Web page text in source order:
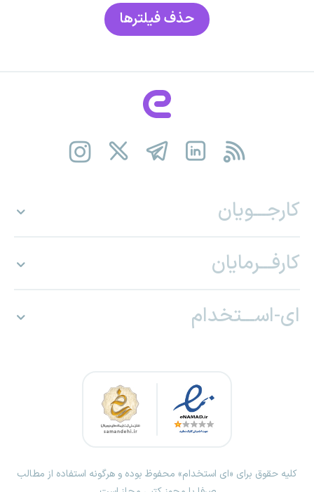
حذف فیلتر‌ها
کارجـــویان
کارفـــرمایان
ای-اســـتخدام
کلیه حقوق برای «ای استخدام» محفوظ بوده و هرگونه استفاده از مطالب